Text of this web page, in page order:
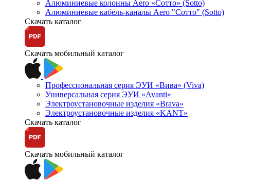
Алюминиевые колонны Aero «Сотто» (Sotto)
Алюминиевые кабель-каналы Aero "Сотто" (Sotto)
Скачать каталог
Скачать мобильный каталог
Профессиональная серия ЭУИ «Вива» (Viva)
Универсальная серия ЭУИ «Avanti»
Электроустановочные изделия «Brava»
Электроустановочные изделия «KANT»
Скачать каталог
Скачать мобильный каталог